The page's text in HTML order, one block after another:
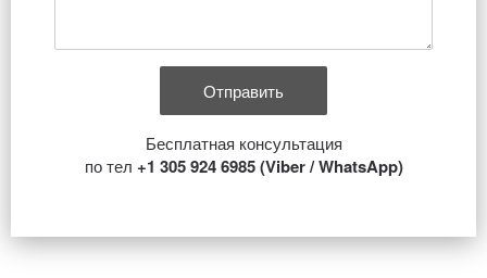
Бесплатная консультация
по тел +1 305 924 6985 (Viber / WhatsApp)